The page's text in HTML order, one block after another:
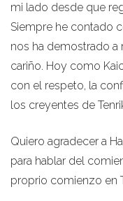
mi lado desde que
Siempre he contado
nos ha demostrado
cariño. Hoy como
con el respeto, la
los creyentes de
Quiero agradecer a
para hablar del
proprio comienzo en